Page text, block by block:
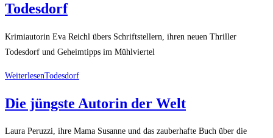
Todesdorf
Krimiautorin Eva Reichl übers Schriftstellern, ihren neuen Thriller
Todesdorf und Geheimtipps im Mühlviertel
WeiterlesenTodesdorf
Die jüngste Autorin der Welt
Laura Peruzzi, ihre Mama Susanne und das zauberhafte Buch über die